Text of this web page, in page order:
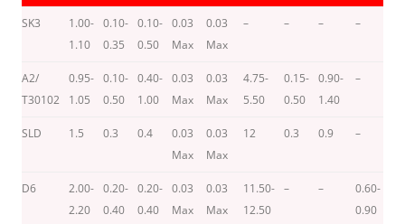
SK3
1.00-
1.10
0.10-
0.35
0.10-
0.50
0.03
Max
0.03
Max
– – – –
A2/
T30102
0.95-
1.05
0.10-
0.50
0.40-
1.00
0.03
Max
0.03
Max
4.75-
5.50
0.15-
0.50
0.90-
1.40
–
SLD 1.5 0.3 0.4
0.03
Max
0.03
Max
12 0.3 0.9 –
D6
2.00-
2.20
0.20-
0.40
0.20-
0.40
0.03
Max
0.03
Max
11.50-
12.50
– –
0.60-
0.90